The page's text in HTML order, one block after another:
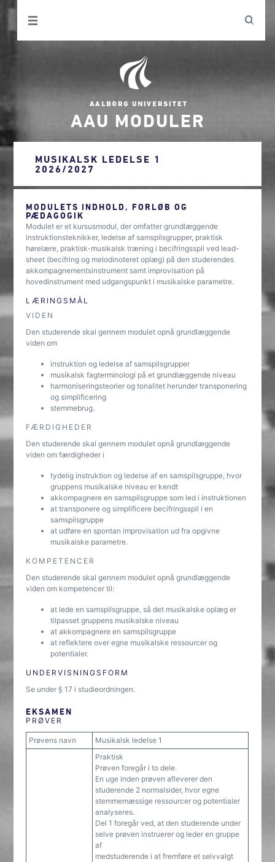
AAU MODULER
MUSIKALSK LEDELSE 1
2026/2027
MODULETS INDHOLD, FORLØB OG
PÆDAGOGIK
Modulet er et kursusmodul, der omfatter grundlæggende
instruktionsteknikker, ledelse af samspilsgrupper, praktisk
hørelære, praktisk-musikalsk træning i becifringsspil ved lead-
sheet (becifring og melodinoteret oplæg) på den studerendes
akkompagnementsinstrument samt improvisation på
hovedinstrument med udgangspunkt i musikalske parametre.
LÆRINGSMÅL
VIDEN
Den studerende skal gennem modulet opnå grundlæggende
viden om
instruktion og ledelse af samspilsgrupper
musikalsk fagterminologi på et grundlæggende niveau
harmoniseringsteorier og tonalitet herunder transponering
og simplificering
stemmebrug.
FÆRDIGHEDER
Den studerende skal gennem modulet opnå grundlæggende
viden om færdigheder i
tydelig instruktion og ledelse af en samspilsgruppe, hvor
gruppens musikalske niveau er kendt
akkompagnere en samspilsgruppe som led i instruktionen
at transponere og simplificere becifringsspil i en
samspilsgruppe
at udføre en spontan improvisation ud fra opgivne
musikalske parametre.
KOMPETENCER
Den studerende skal gennem modulet opnå grundlæggende
viden om kompetencer til:
at lede en samspilsgruppe, så det musikalske oplæg er
tilpasset gruppens musikalske niveau
at akkompagnere en samspilsgruppe
at reflektere over egne musikalske ressourcer og
potentialer.
UNDERVISNINGSFORM
Se under § 17 i studieordningen.
EKSAMEN
PRØVER
Prøvens navn Musikalsk ledelse 1
Praktisk
Prøven foregår i to dele.
En uge inden prøven afleverer den
studerende 2 normalsider, hvor egne
stemmemæssige ressourcer og potentialer
analyseres.
Del 1 foregår ved, at den studerende under
selve prøven instruerer og leder en gruppe
af
medstuderende i at fremføre et selvvalgt